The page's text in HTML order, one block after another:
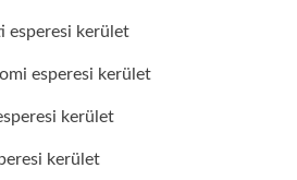
esperesi kerület
esperesi kerület
kerület
kerület